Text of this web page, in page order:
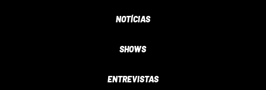
NOTÍCIAS
SHOWS
ENTREVISTAS